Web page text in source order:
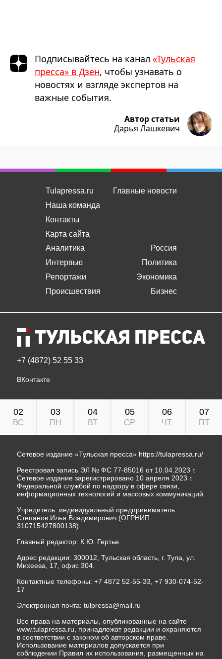
Подписывайтесь на канал «Тульская
пресса» в Дзен, чтобы узнавать о
новостях и взгляде экспертов на
важные события.
Автор статьи
Дарья Лашкевич
Tulapressa.ru
Наша команда
Контакты
Карта сайта
Главные новости
Аналитика
Интервью
Репортажи
Происшествия
Россия
Политика
Экономика
Бизнес
+7 (4872) 52 55 33
ВКонтакте
02
ВС
03
ПН
04
ВТ
05
СР
06
ЧТ
07
ПТ
Сетевое издание «Тульская пресса» https://tulapressa.ru/
Реестровая запись ЭЛ № ФС 77-85016 от 10.04.2023 г.
Сетевое издание зарегистрировано 10 апреля 2023 г.
Федеральной службой по надзору в сфере связи,
информационных технологий и массовых коммуникаций.
Учредитель: индивидуальный предприниматель
Степанов Илья Владимирович (ОГРНИП
310715427800138).
Главный редактор: К.Ю. Гертье.
Адрес редакции: 300012, Тульская область, г. Тула, ул.
Михеева, 17, офис 304.
Контактные телефоны: +7 4872 52-55-33, +7 930-074-52-
17
Электронная почта: tulpressa@mail.ru
Все права на материалы, опубликованные на сайте
www.tulapressa.ru, принадлежат редакции и охраняются
в соответствии с законом об авторском праве.
Использование материалов допускается при
соблюдении Правил их использования, размещенных на